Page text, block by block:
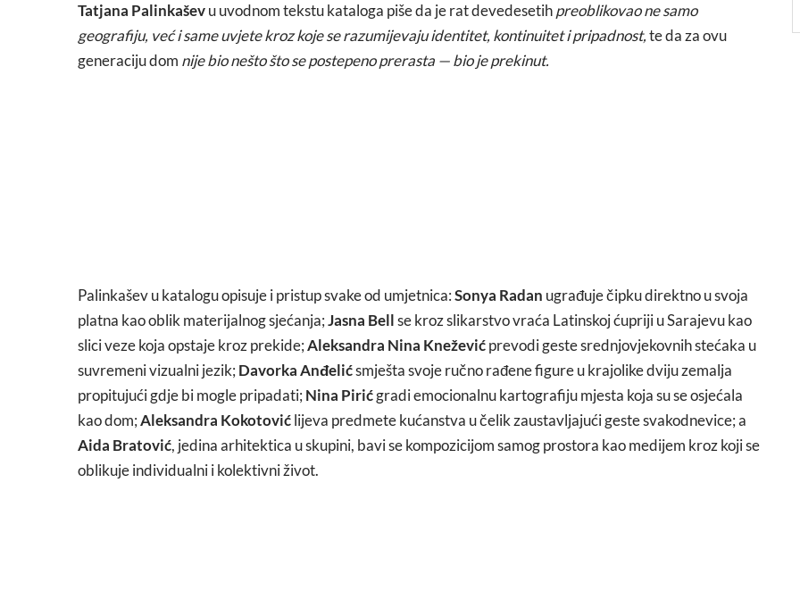
Tatjana Palinkaševu uvodnom tekstu kataloga piše da je rat devedesetihpreoblikovao ne samo
geografiju, već i same uvjete kroz koje se razumijevaju identitet, kontinuitet i pripadnost,te da za ovu
generaciju dom nije bio nešto što se postepeno prerasta — bio je prekinut.
Palinkašev u katalogu opisuje i pristup svake od umjetnica:Sonya Radan ugrađuje čipku direktno u svoja
platna kao oblik materijalnog sjećanja;Jasna Bellse kroz slikarstvo vraća Latinskoj ćupriji u Sarajevu kao
slici veze koja opstaje kroz prekide;Aleksandra Nina Kneževićprevodi geste srednjovjekovnih stećaka u
suvremeni vizualni jezik;Davorka Anđelićsmješta svoje ručno rađene figure u krajolike dviju zemalja
propitujući gdje bi mogle pripadati;Nina Pirićgradi emocionalnu kartografiju mjesta koja su se osjećala
kao dom;Aleksandra Kokotovićlijeva predmete kućanstva u čelik zaustavljajući geste svakodnevice; a
Aida Bratović, jedina arhitektica u skupini, bavi se kompozicijom samog prostora kao medijem kroz koji se
oblikuje individualni i kolektivni život.